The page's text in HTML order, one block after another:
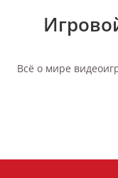
Всё о мире